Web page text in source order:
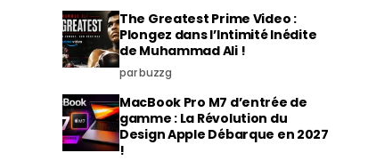
The Greatest Prime Video :
Plongez dans l’Intimité Inédite
de Muhammad Ali !
par buzzg
MacBook Pro M7 d’entrée de
gamme : La Révolution du
Design Apple Débarque en 2027
!